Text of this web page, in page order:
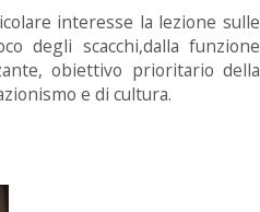
interesse la lezione sulle
degli scacchi,dalla funzione
obiettivo prioritario della
e di cultura.